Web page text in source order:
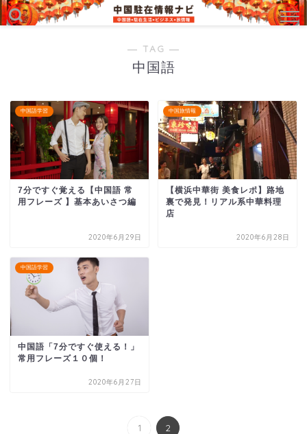
― TAG ―
中国語
中国語学習
7分ですぐ覚える【中国語 常
用フレーズ 】基本あいさつ編
2020年6月29日
中国旅情報
【横浜中華街 美食レポ】路地
裏で発見！リアル系中華料理
店
2020年6月28日
中国語学習
中国語「7分ですぐ使える！」
常用フレーズ１０個！
2020年6月27日
1 2